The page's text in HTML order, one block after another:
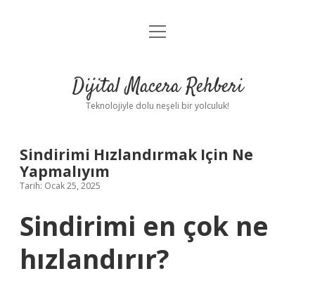
Anasayfa
Yasal Uyarı
menüyü
Dijital Macera Rehberi
Teknolojiyle dolu neşeli bir yolculuk!
Sindirimi Hızlandırmak Için Ne
Yapmalıyım
Tarih: Ocak 25, 2025
Sindirimi en çok ne
hızlandırır?